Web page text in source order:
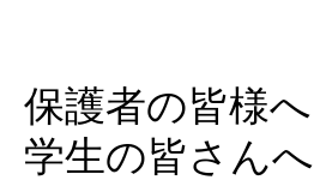
保護者の皆様へ
学生の皆さんへ